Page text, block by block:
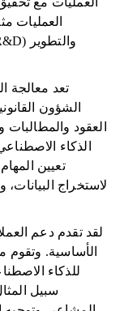
العمليات
تعد معالجة
الشؤون
العقود والمطالبات
الذكاء
تعيين
لاستخراج
لقد تقدم دعم
الأساسية. وتقوم
للذكاء
سبيل